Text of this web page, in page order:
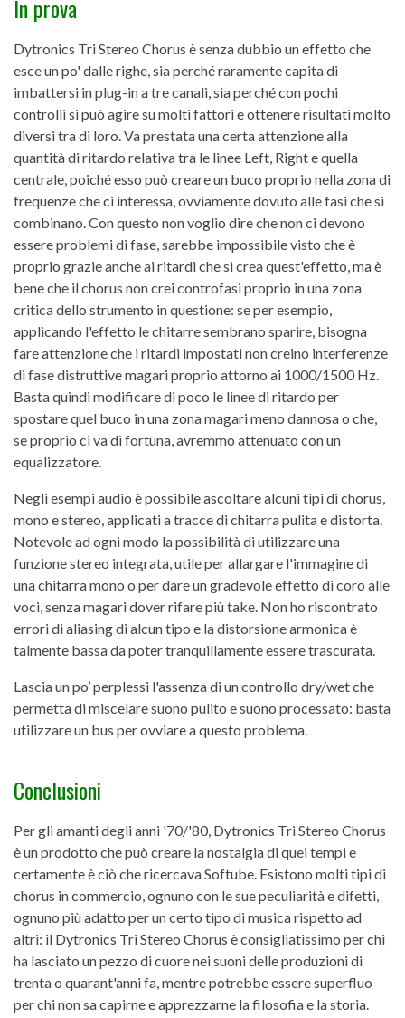
In prova
Dytronics Tri Stereo Chorus è senza dubbio un effetto che
esce un po' dalle righe, sia perché raramente capita di
imbattersi in plug-in a tre canali, sia perché con pochi
controlli si può agire su molti fattori e ottenere risultati molto
diversi tra di loro. Va prestata una certa attenzione alla
quantità di ritardo relativa tra le linee Left, Right e quella
centrale, poiché esso può creare un buco proprio nella zona di
frequenze che ci interessa, ovviamente dovuto alle fasi che si
combinano. Con questo non voglio dire che non ci devono
essere problemi di fase, sarebbe impossibile visto che è
proprio grazie anche ai ritardi che si crea quest'effetto, ma è
bene che il chorus non crei controfasi proprio in una zona
critica dello strumento in questione: se per esempio,
applicando l'effetto le chitarre sembrano sparire, bisogna
fare attenzione che i ritardi impostati non creino interferenze
di fase distruttive magari proprio attorno ai 1000/1500 Hz.
Basta quindi modificare di poco le linee di ritardo per
spostare quel buco in una zona magari meno dannosa o che,
se proprio ci va di fortuna, avremmo attenuato con un
equalizzatore.
Negli esempi audio è possibile ascoltare alcuni tipi di chorus,
mono e stereo, applicati a tracce di chitarra pulita e distorta.
Notevole ad ogni modo la possibilità di utilizzare una
funzione stereo integrata, utile per allargare l'immagine di
una chitarra mono o per dare un gradevole effetto di coro alle
voci, senza magari dover rifare più take. Non ho riscontrato
errori di aliasing di alcun tipo e la distorsione armonica è
talmente bassa da poter tranquillamente essere trascurata.
Lascia un po’ perplessi l'assenza di un controllo dry/wet che
permetta di miscelare suono pulito e suono processato: basta
utilizzare un bus per ovviare a questo problema.
Conclusioni
Per gli amanti degli anni '70/'80, Dytronics Tri Stereo Chorus
è un prodotto che può creare la nostalgia di quei tempi e
certamente è ciò che ricercava Softube. Esistono molti tipi di
chorus in commercio, ognuno con le sue peculiarità e difetti,
ognuno più adatto per un certo tipo di musica rispetto ad
altri: il Dytronics Tri Stereo Chorus è consigliatissimo per chi
ha lasciato un pezzo di cuore nei suoni delle produzioni di
trenta o quarant'anni fa, mentre potrebbe essere superfluo
per chi non sa capirne e apprezzarne la filosofia e la storia.